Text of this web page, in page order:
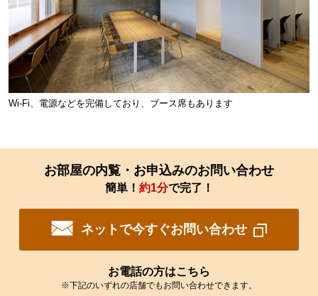
Wi-Fi、電源などを完備しており、ブース席もあります
お部屋の内覧・お申込みのお問い合わせ
簡単！ 約1分で完了！
ネットで今すぐお問い合わせ
お電話の方はこちら
※下記のいずれの店舗でもお問い合わせできます。